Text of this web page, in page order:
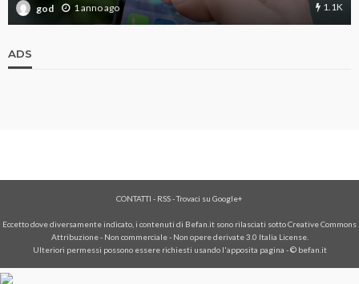
god 1 anno ago 1.1K
ADS
CONTATTI - RSS-Trovaci su Google+
Eccetto dove diversamente indicato, i contenuti di Befan.it sono rilasciati sotto Creative Commons
Attribuzione - Non commerciale - Non opere derivate 3.0 Italia License.
Ulteriori permessi possono essere richiesti usando l'apposita pagina - © befan.it